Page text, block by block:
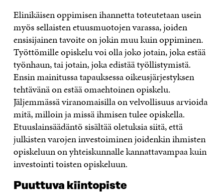
Elinikäisen oppimisen ihannetta toteutetaan usein
myös sellaisten etuusmuotojen varassa, joiden
ensisijainen tavoite on jokin muu kuin oppiminen.
Työttömille opiskelu voi olla joko jotain, joka estää
työnhaun, tai jotain, joka edistää työllistymistä.
Ensin mainitussa tapauksessa oikeusjärjestyksen
tehtävänä on estää omaehtoinen opiskelu.
Jäljemmässä viranomaisilla on velvollisuus arvioida
mitä, milloin ja missä ihmisen tulee opiskella.
Etuuslainsäädäntö sisältää oletuksia siitä, että
julkisten varojen investoiminen joidenkin ihmisten
opiskeluun on yhteiskunnalle kannattavampaa kuin
investointi toisten opiskeluun.
Puuttuva kiintopiste